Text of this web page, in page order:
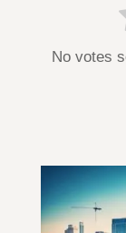
No votes